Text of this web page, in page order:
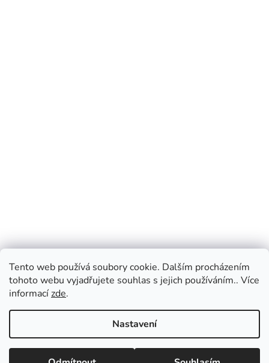
Tento web používá soubory cookie. Dalším procházením
tohoto webu vyjadřujete souhlas s jejich používáním.. Více
informacízde.
Nastavení